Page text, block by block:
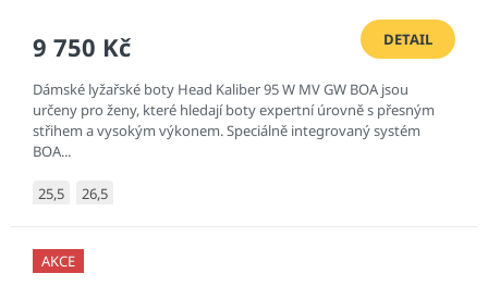
9 750 Kč DETAIL
Dámské lyžařské boty Head Kaliber 95 W MV GW BOA jsou
určeny pro ženy, které hledají boty expertní úrovně s přesným
střihem a vysokým výkonem. Speciálně integrovaný systém
BOA...
25,5 26,5
AKCE